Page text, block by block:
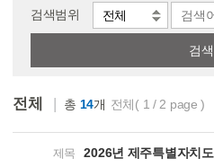
[게시물
검색범위
검색어
입력
검색
전체 총 14개 전체(1/2page)
2026년제주특별자치도